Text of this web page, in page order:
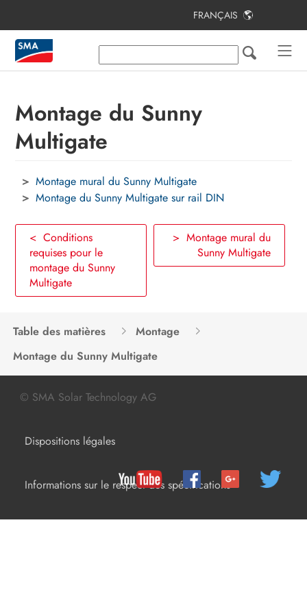
FRANÇAIS
Montage du Sunny
Multigate
Montage mural du Sunny Multigate
Montage du Sunny Multigate sur rail DIN
< Conditions
requises pour le
montage du Sunny
Multigate
> Montage mural du
Sunny Multigate
Table des matières
Montage
Montage du Sunny Multigate
© SMA Solar Technology AG
Dispositions légales
Informations sur le respect des spécifications
Table des matières
Remarques relatives à ce document
Contenu de la livraison
Vue d’ensemble des produits
Montage
Mise en service de l’installation
photovoltaïque
Configuration
Mise hors tension du Sunny
Multigate
Mise hors service
Caractéristiques techniques